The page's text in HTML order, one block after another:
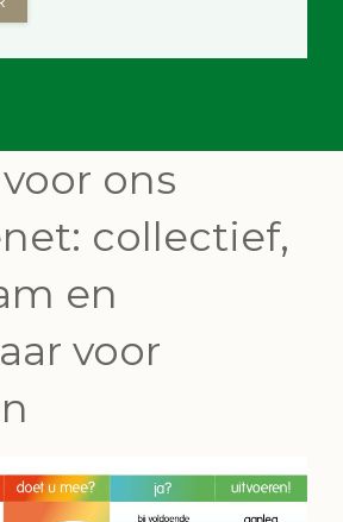
ons
collectief,
en
voor